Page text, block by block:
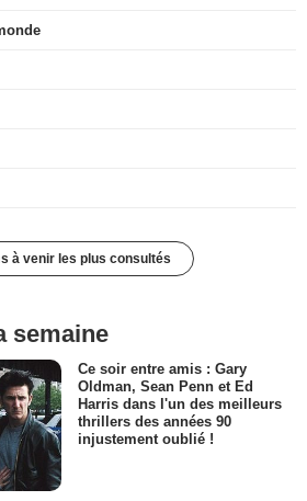
à venir les plus consultés
semaine
Ce soir entre amis : Gary
Oldman, Sean Penn et Ed
Harris dans l'un des meilleurs
thrillers des années 90
injustement oublié !